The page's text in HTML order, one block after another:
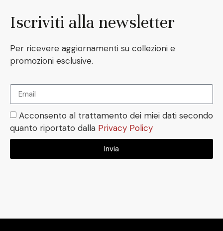
Iscriviti alla newsletter
Per ricevere aggiornamenti su collezioni e
promozioni esclusive.
Acconsento al trattamento dei miei dati secondo
quanto riportato dalla Privacy Policy
Invia